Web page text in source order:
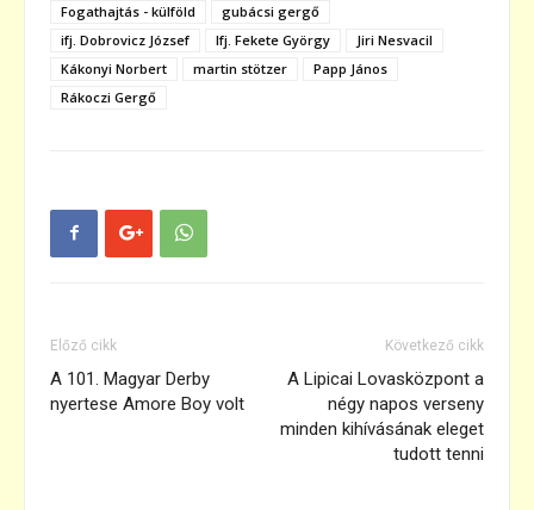
Fogathajtás - külföld
gubácsi gergő
ifj. Dobrovicz József
Ifj. Fekete György
Jiri Nesvacil
Kákonyi Norbert
martin stötzer
Papp János
Rákoczi Gergő
Előző cikk
A 101. Magyar Derby
nyertese Amore Boy volt
Következő cikk
A Lipicai Lovasközpont a
négy napos verseny
minden kihívásának eleget
tudott tenni